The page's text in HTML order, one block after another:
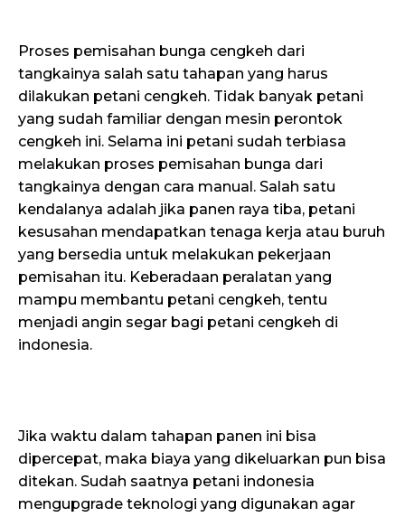
Proses pemisahan bunga cengkeh dari
tangkainya salah satu tahapan yang harus
dilakukan petani cengkeh. Tidak banyak petani
yang sudah familiar dengan mesin perontok
cengkeh ini. Selama ini petani sudah terbiasa
melakukan proses pemisahan bunga dari
tangkainya dengan cara manual. Salah satu
kendalanya adalah jika panen raya tiba, petani
kesusahan mendapatkan tenaga kerja atau buruh
yang bersedia untuk melakukan pekerjaan
pemisahan itu. Keberadaan peralatan yang
mampu membantu petani cengkeh, tentu
menjadi angin segar bagi petani cengkeh di
indonesia.
Jika waktu dalam tahapan panen ini bisa
dipercepat, maka biaya yang dikeluarkan pun bisa
ditekan. Sudah saatnya petani indonesia
mengupgrade teknologi yang digunakan agar